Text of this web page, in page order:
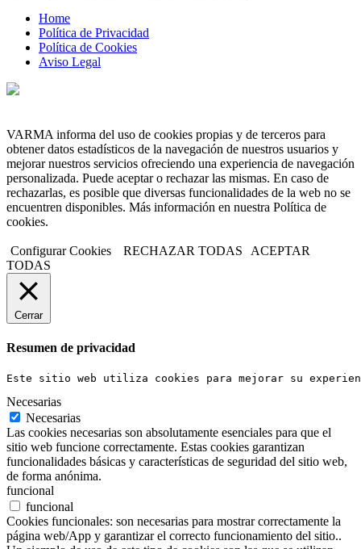
Home
Política de Privacidad
Política de Cookies
Aviso Legal
VARMA informa del uso de cookies propias y de terceros para
obtener datos estadísticos de la navegación de nuestros usuarios y
mejorar nuestros servicios ofreciendo una experiencia de navegación
personalizada. Puede aceptar o rechazar las mismas. En caso de
rechazarlas, es posible que diversas funcionalidades de la web no se
encuentren disponibles. Más información en nuestra Política de
cookies.
Configurar Cookies RECHAZAR TODAS
ACEPTAR
TODAS
Cerrar
Resumen de privacidad
Este sitio web utiliza cookies para mejorar su
Necesarias
Necesarias
Las cookies necesarias son absolutamente esenciales para que el
sitio web funcione correctamente. Estas cookies garantizan
funcionalidades básicas y características de seguridad del sitio web,
de forma anónima.
funcional
funcional
Cookies funcionales: son necesarias para mostrar correctamente la
página web/App y garantizar el correcto funcionamiento del sitio..